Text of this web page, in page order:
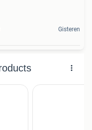
Gisteren